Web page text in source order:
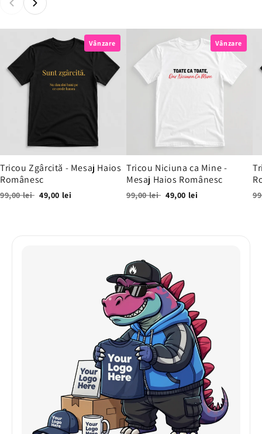
Vânzare
Tricou Zgârcită - Mesaj Haios
Românesc
99,00 lei 49,00 lei
Vânzare
Tricou Niciuna ca Mine -
Mesaj Haios Românesc
99,00 lei 49,00 lei